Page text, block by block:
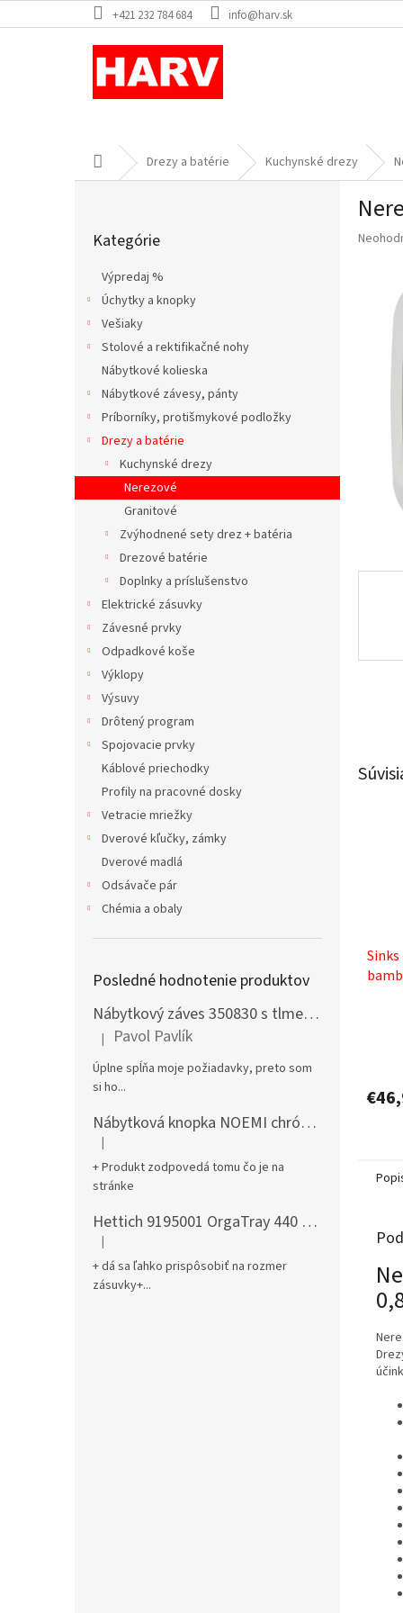
na
+421 232 784 684 info@harv.sk
DomovDrezy a batérie Kuchynské drezy
kategórie
Kategórie
Výpredaj %
Úchytky a knopky
Vešiaky
Stolové a rektifikačné nohy
Nábytkové kolieska
Nábytkové závesy, pánty
Príborníky, protišmykové podložky
Drezy a batérie
Kuchynské drezy
Nerezové
Granitové
Zvýhodnené sety drez + batéria
Drezové batérie
Doplnky a príslušenstvo
Elektrické zásuvky
Závesné prvky
Odpadkové koše
Výklopy
Výsuvy
Drôtený program
Spojovacie prvky
Káblové priechodky
Profily na pracovné dosky
Vetracie mriežky
Dverové kľučky, zámky
Dverové madlá
Odsávače pár
Chémia a obaly
Posledné hodnotenie produktov
Nábytkový záves 350830 s tlmením naložený + podložka H0 na vrut
Hodnotenie produktu je 5 z 5 hviezdičiek.
| Pavol Pavlík
Úplne spĺňa moje požiadavky, preto som
si ho...
Nábytková knopka NOEMI chróm satén
Hodnotenie produktu je 5 z 5 hviezdičiek.
|
+ Produkt zodpovedá tomu čo je na
stránke
Hettich 9195001 OrgaTray 440 701-800/441-520 mm antracit
Hodnotenie produktu je 5 z 5 hviezdičiek.
|
+ dá sa ľahko prispôsobiť na rozmer
zásuvky+...